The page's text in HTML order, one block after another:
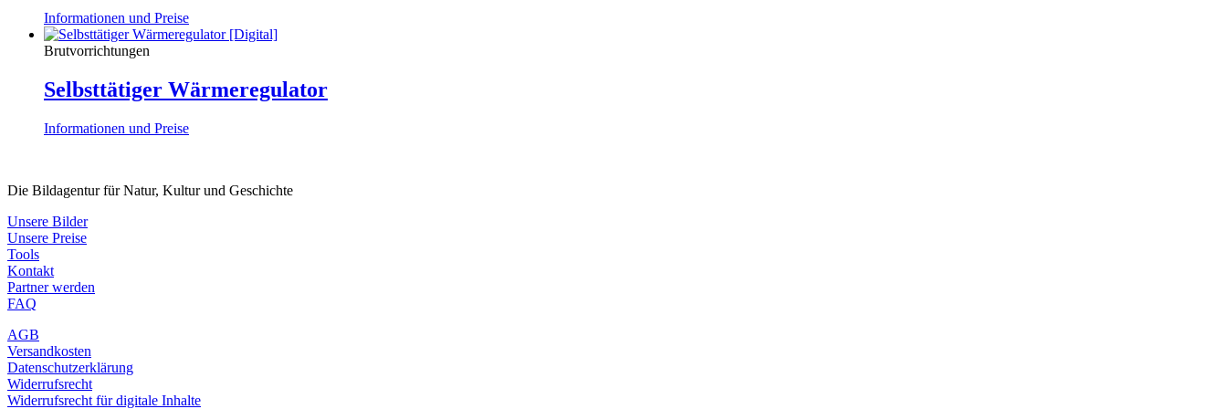
Informationen und Preise
Brutvorrichtungen
Selbsttätiger Wärmeregulator
Informationen und Preise
Die Bildagentur für Natur, Kultur und Geschichte
Unsere Bilder
Unsere Preise
Tools
Kontakt
Partner werden
FAQ
AGB
Versandkosten
Datenschutzerklärung
Widerrufsrecht
Widerrufsrecht für digitale Inhalte